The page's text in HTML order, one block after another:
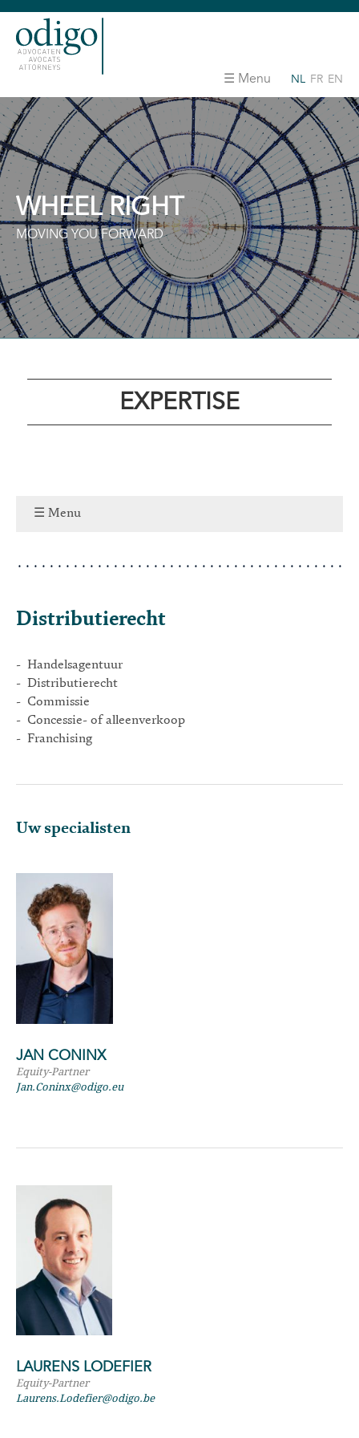
Menu NL FR EN
WHEEL RIGHT
MOVING YOU FORWARD
EXPERTISE
Menu
Distributierecht
- Handelsagentuur
- Distributierecht
- Commissie
- Concessie- of alleenverkoop
- Franchising
Uw specialisten
JAN CONINX
Equity-Partner
Jan.Coninx@odigo.eu
LAURENS LODEFIER
Equity-Partner
Laurens.Lodefier@odigo.be